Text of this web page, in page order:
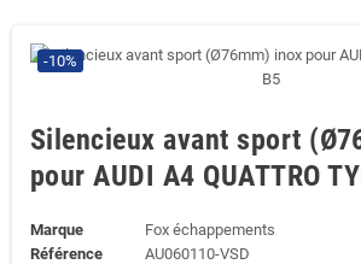
-10%
Silencieux avant sport
pour AUDI A4 QUATTRO
Marque
Fox échappements
Référence
AU060110-VSD